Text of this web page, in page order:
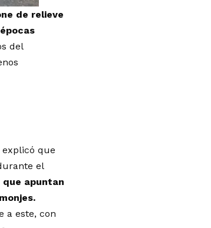
de relieve
del
explicó que
el
apuntan
a este, con